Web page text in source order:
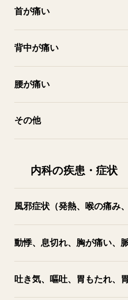
首が​痛い
背中が​痛い
腰が​痛い
その​他
内科の疾患・症状
風邪症状​（発熱、​喉の​痛み
動悸、​息切れ、​胸が​痛い、​
吐き気、​嘔吐、​胃も​たれ、​